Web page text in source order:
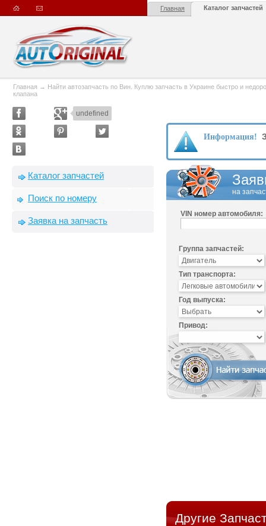
Главная Каталог запчастей
Главная → Найти автозапчасть по Вин. Куплю запчасть в Украине быстро и
клапана
undefined
Каталог запчастей
Поиск по номеру
Заявка на запчасть
Информация!
на
VIN номер автомобиля:
Группа запчастей:
Тип транспорта:
Год выпуска:
Привод:
Другие